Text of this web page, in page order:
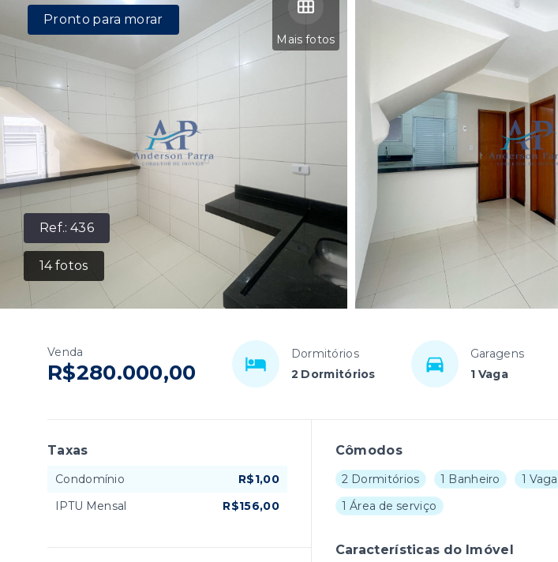
Ref.:436
14fotos
Mais fotos
Pronto para morar
Venda
R$280.000,00
Dormitórios
2 Dormitórios
Garagens
1 Vaga
Cômodos
2 Dormitórios 1 Banheiro 1 Vaga
1 Área de serviço
Características do Imóvel
Taxas
Condomínio
R$1,00
IPTU Mensal
R$156,00